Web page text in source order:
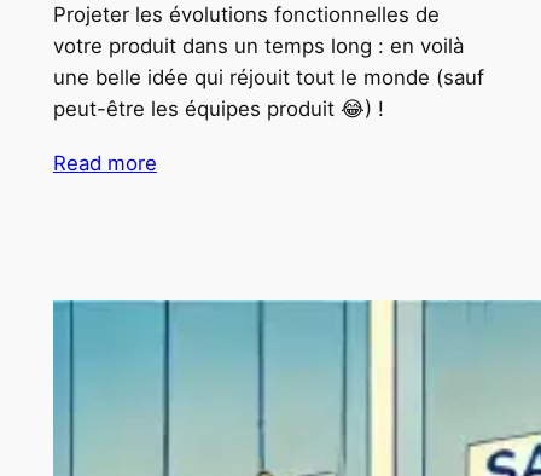
Projeter les évolutions fonctionnelles de
votre produit dans un temps long : en voilà
une belle idée qui réjouit tout le monde (sauf
peut-être les équipes produit 😂) !
Read more